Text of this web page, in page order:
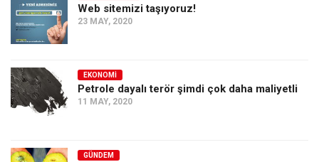
Web sitemizi taşıyoruz!
23 MAY, 2020
EKONOMI
Petrole dayalı terör şimdi çok daha maliyetli
11 MAY, 2020
GÜNDEM